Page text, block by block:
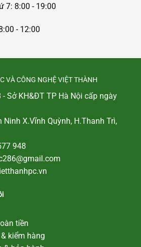
7: 8:00 - 19:00
- 12:00
VÀ CÔNG NGHỆ VIỆT THÀNH
Sở KH&ĐT TP Hà Nội cấp ngày
Ninh X.Vĩnh Quỳnh, H.Thanh Trì,
948
tiền
kiểm hàng